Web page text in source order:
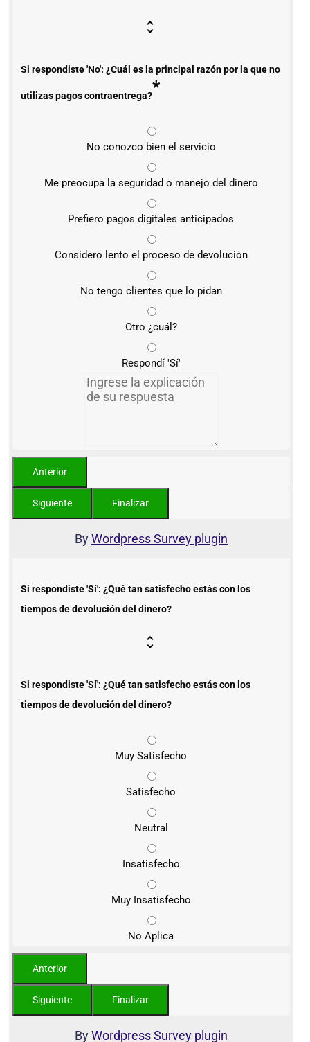
Si respondiste 'No': ¿Cuál es la principal razón por la que no
utilizas pagos contraentrega?*
No conozco bien el servicio
Me preocupa la seguridad o manejo del dinero
Prefiero pagos digitales anticipados
Considero lento el proceso de devolución
No tengo clientes que lo pidan
Otro ¿cuál?
Respondí 'Sí'
ByWordpress Survey plugin
Si respondiste 'Sí': ¿Qué tan satisfecho estás con los
tiempos de devolución del dinero?
Si respondiste 'Sí': ¿Qué tan satisfecho estás con los
tiempos de devolución del dinero?
Muy Satisfecho
Satisfecho
Neutral
Insatisfecho
Muy Insatisfecho
No Aplica
ByWordpress Survey plugin